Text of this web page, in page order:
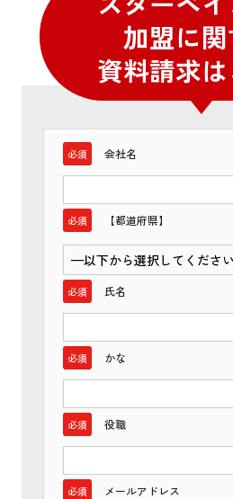
加盟に関
資料請求
必須 会社名
必須 【都道府県】
必須 氏名
必須 かな
必須 役職
必須 メールアドレス